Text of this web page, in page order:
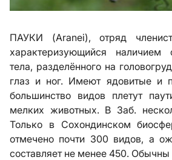
ПАУКИ (Aranei), отряд
характеризующийся наличием
тела, разделённого на
глаз и ног. Имеют ядовитые и
большинство видов плетут
мелких животных. В Заб.
Только в Сохондинском
отмечено почти 300 видов, а
составляет не менее 450.